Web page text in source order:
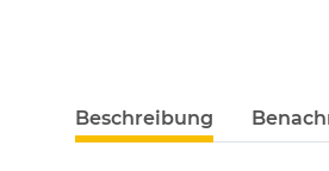
Beschreibung